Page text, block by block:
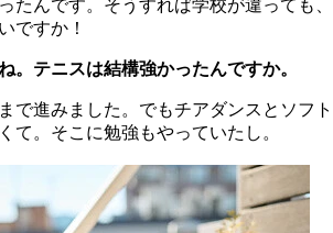
たんです。そうすれば学校が違っても、
ですか！
テニスは結構強かったんですか。
で進みました。でもチアダンスとソフト
て。そこに勉強もやっていたし。